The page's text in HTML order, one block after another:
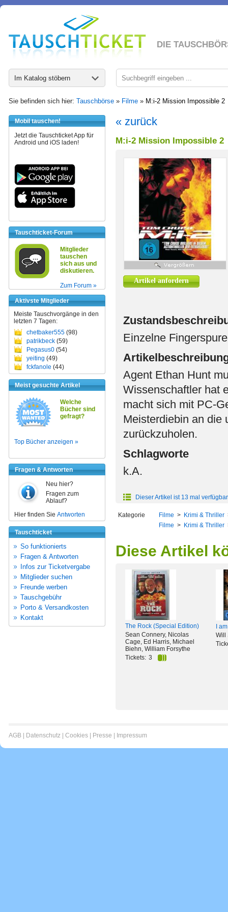
DIE
Im Katalog stöbern
Sie befinden sich hier: Tauschbörse » Filme » M:i-2 Mission Impossible 2
Mobil tauschen!
Jetzt die Tauschticket App für
Android und iOS laden!
Tauschticket-Forum
Mitglieder
tauschen
sich aus und
diskutieren.
Zum Forum »
Aktivste Mitglieder
Meiste Tauschvorgänge in den
letzten 7 Tagen:
chetbaker555 (98)
patrikbeck (59)
Pegasus0 (54)
yeiting (49)
fckfanole (44)
Meist gesuchte Artikel
Welche
Bücher sind
gefragt?
Top Bücher anzeigen »
Fragen & Antworten
Neu hier?
Fragen zum
Ablauf?
Hier finden Sie Antworten
Tauschticket
So funktionierts
Fragen & Antworten
Infos zur Ticketvergabe
Mitglieder suchen
Freunde werben
Tauschgebühr
Porto & Versandkosten
Kontakt
« zurück
M:i-2 Mission Impossible 2
Artikel anfordern
Einzelne
Agent Ethan Hunt
Wissenschaftler hat
macht sich mit PC-
Meisterdiebin an die
zurückzuholen.
Schlagworte
k.A.
Dieser Artikel ist 13 mal verfügbar
Kategorie Filme > Krimi & Thriller
Filme > Krimi & Thriller
Diese Artikel
The Rock (Special Edition)
Sean Connery, Nicolas
Cage, Ed Harris, Michael
Biehn, William Forsythe
Tickets: 3
I
Will
AGB Datenschutz Cookies Presse Impressum